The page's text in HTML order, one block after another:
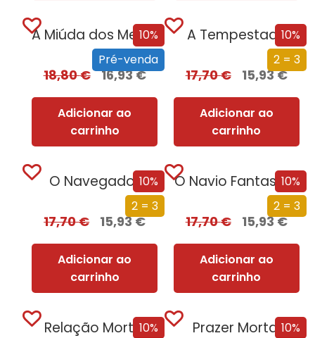
10%
Pré-venda
A Miúda dos Meus Sonhos
18,80€ 16,93€
Adicionar ao
carrinho
10%
2 = 3
A Tempestade
17,70€ 15,93€
Adicionar ao
carrinho
10%
2 = 3
O Navegador
17,70€ 15,93€
Adicionar ao
carrinho
10%
2 = 3
O Navio Fantasma
17,70€ 15,93€
Adicionar ao
carrinho
10%
Relação Mortal
10%
Prazer Mortal